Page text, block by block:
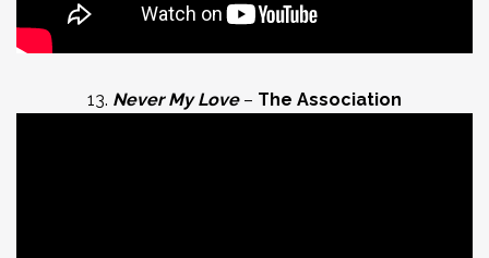
13. Never My Love– The Association